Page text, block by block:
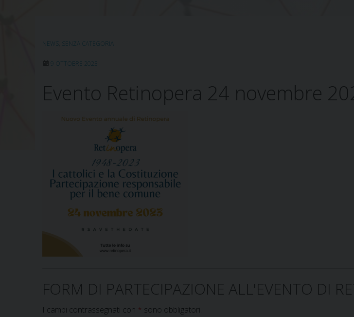
NEWS SENZA CATEGORIA
9 OTTOBRE 2023
Evento Retinopera 24 novembre
FORM DI PARTECIPAZIONE ALL'EVENTO DI
I campi contrassegnati con * sono obbligatori.